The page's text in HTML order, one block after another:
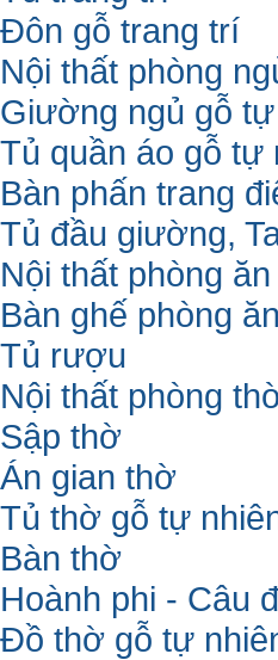
Đôn gỗ trang trí
Nội thất phòng
Giường ngủ gỗ
Tủ quần áo gỗ tự
Bàn phấn trang
Tủ đầu giường,
Nội thất phòng ăn
Bàn ghế phòng ăn
Tủ rượu
Nội thất phòng
Sập thờ
Án gian thờ
Tủ thờ gỗ tự
Bàn thờ
Hoành phi - Câu
Đồ thờ gỗ tự